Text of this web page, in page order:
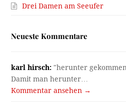
Drei Damen am Seeufer
Neueste Kommentare
karl hirsch: "herunter
Damit man herunter…
Kommentar ansehen →